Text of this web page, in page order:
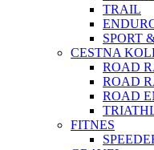
TRAIL
SPORT
CESTNA
ROAD
ROAD
ROAD
FITNES